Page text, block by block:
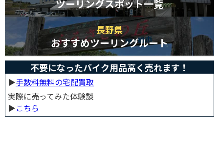
ツーリングスポット一覧
長野県
おすすめツーリングルート
不要になったバイク用品高く売れます！
▶︎手数料無料の宅配買取
実際に売ってみた体験談
▶︎こちら